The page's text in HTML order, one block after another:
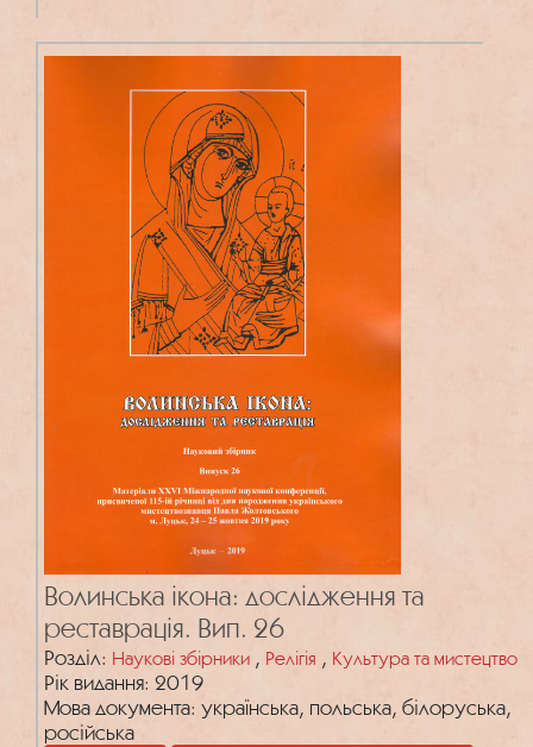
Волинська ікона: дослідження та
реставрація. Вип. 26
Розділ: Наукові збірники , Релігія , Культура та мистецтво
Рік видання: 2019
Мова документа: українська, польська, білоруська,
російська